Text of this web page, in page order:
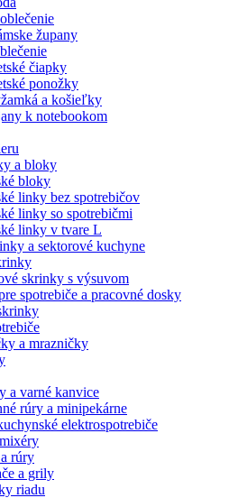
župany
čiapky
ponožky
a košieľky
k notebookom
a bloky
bloky
linky bez spotrebičov
linky so spotrebičmi
linky v tvare L
a sektorové kuchyne
skrinky s výsuvom
spotrebiče a pracovné dosky
a mrazničky
a varné kanvice
rúry a minipekárne
elektrospotrebiče
rúry
a grily
riadu